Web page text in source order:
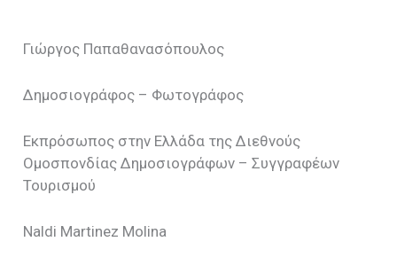
Γιώργος Παπαθανασόπουλος
Δημοσιογράφος – Φωτογράφος
Εκπρόσωπος στην Ελλάδα της Διεθνούς
Ομοσπονδίας Δημοσιογράφων – Συγγραφέων
Τουρισμού
Naldi Martinez Molina